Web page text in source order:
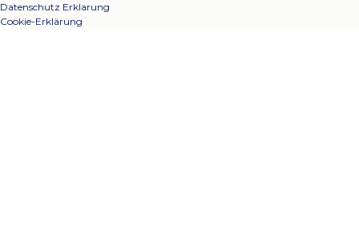
Datenschutz Erklarung
Cookie-Erklärung